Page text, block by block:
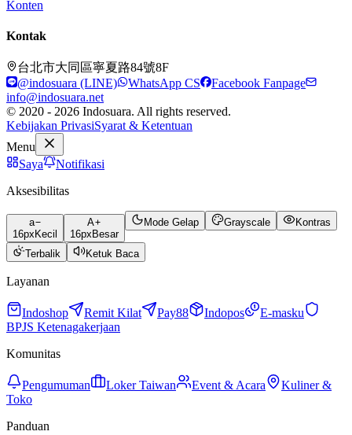
Konten
Kontak
台北市大同區寧夏路84號8F
@indosuara (LINE)
WhatsApp CS
Facebook Fanpage
info@indosuara.net
© 2020 - 2026 Indosuara. All rights reserved.
Kebijakan PrivasiSyarat & Ketentuan
Menu
Saya
Notifikasi
Aksesibilitas
a
16px Kecil
A
16px Besar
Mode Gelap Grayscale Kontras
Terbalik Ketuk Baca
Layanan
Indoshop Remit Kilat Pay88 Indopos
E-masku
BPJS Ketenagakerjaan
Komunitas
Pengumuman Loker Taiwan Event & Acara
Kuliner &
Toko
Panduan